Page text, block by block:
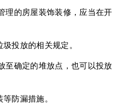
理的房屋装饰装修，应当在开
投放的相关规定。
至确定的堆放点，也可以投放
防漏措施。